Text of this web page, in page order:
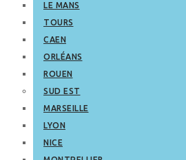
LE MANS
TOURS
CAEN
ORLÉANS
ROUEN
SUD EST
MARSEILLE
LYON
NICE